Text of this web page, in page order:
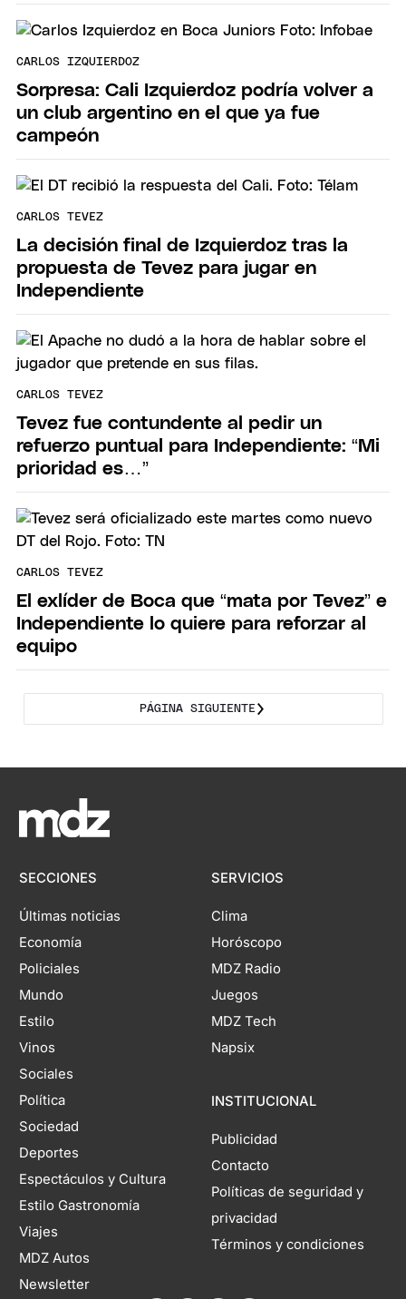
CARLOS IZQUIERDOZ
Sorpresa: Cali Izquierdoz podría volver a
un club argentino en el que ya fue
campeón
CARLOS TEVEZ
La decisión final de Izquierdoz tras la
propuesta de Tevez para jugar en
Independiente
CARLOS TEVEZ
Tevez fue contundente al pedir un
refuerzo puntual para Independiente: “Mi
prioridad es…”
CARLOS TEVEZ
El exlíder de Boca que “mata por Tevez” e
Independiente lo quiere para reforzar al
equipo
PÁGINA SIGUIENTE
SECCIONES
Últimas noticias
Economía
Policiales
Mundo
Estilo
Vinos
Sociales
Política
Sociedad
Deportes
Espectáculos y Cultura
Estilo Gastronomía
Viajes
MDZ Autos
Newsletter
SERVICIOS
Clima
Horóscopo
MDZ Radio
Juegos
MDZ Tech
Napsix
INSTITUCIONAL
Publicidad
Contacto
Políticas de seguridad y
privacidad
Términos y condiciones